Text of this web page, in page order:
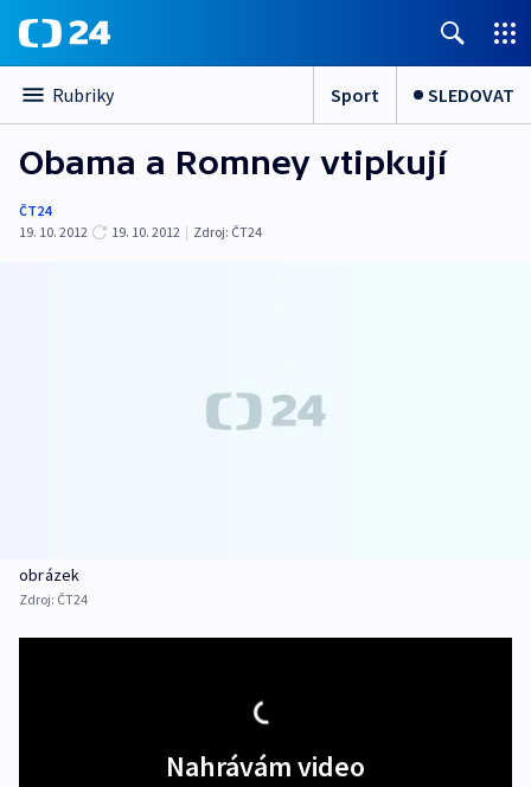
Rubriky Sport SLEDOVAT
Obama a Romney vtipkují
ČT24
19. 10. 2012
19. 10. 2012 | Zdroj: ČT24
obrázek
Zdroj: ČT24
Nahrávám video